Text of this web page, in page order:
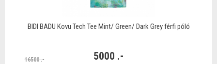
BIDI BADU Kovu Tech Tee Mint/ Green/ Dark Grey férfi póló
16500 .- 5000 .-